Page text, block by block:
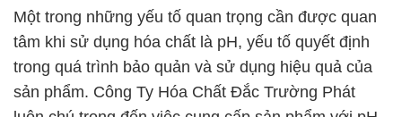
Một trong những yếu tố quan trọng cần được quan
tâm khi sử dụng hóa chất là pH, yếu tố quyết định
trong quá trình bảo quản và sử dụng hiệu quả của
sản phẩm. Công Ty Hóa Chất Đắc Trường Phát